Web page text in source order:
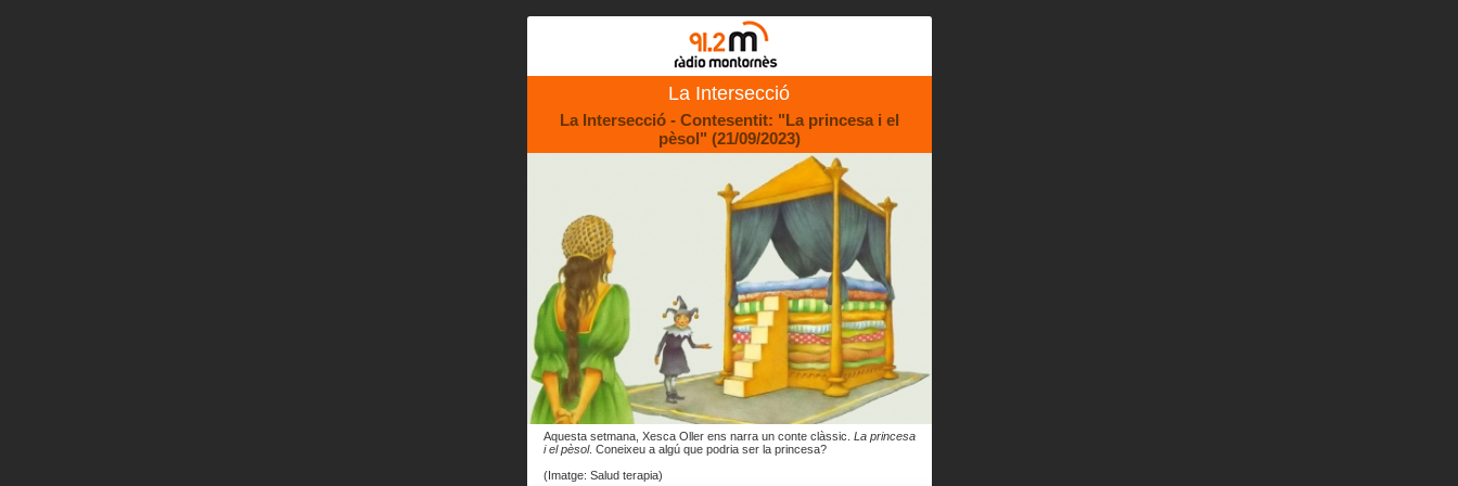
La Intersecció
La Intersecció - Contesentit: "La princesa i el
pèsol" (21/09/2023)
Aquesta setmana, Xesca Oller ens narra un conte clàssic. La princesa
i el pèsol. Coneixeu a algú que podria ser la princesa?
(Imatge: Salud terapia)